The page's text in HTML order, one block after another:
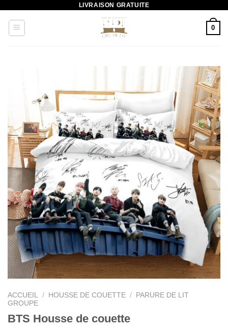
contenu
LIVRAISON GRATUITE
0
ACCUEIL / HOUSSE DE COUETTE /
PARURE DE LIT
GROUPE
BTS Housse de couette